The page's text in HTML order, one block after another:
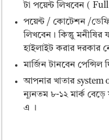
টা পয়েন্ট লিখবেন (
পয়েন্ট / কোটেশন /
লিখবেন। কিন্তুু মনীষির
হাইলাইট করার দরকার
মার্জিন টানবেন পেন্সিল
আপনার খাতার
ন্যূনতম ৮-১২ মার্ক বেড়ে
এ ।